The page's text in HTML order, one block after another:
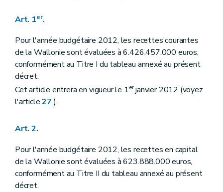
Art. 26
Art. 27
Annexe
Art. 1er.
Pour l'année budgétaire 2012, les recettes courantes
de la Wallonie sont évaluées à 6.426.457.000 euros,
conformément au Titre I du tableau annexé au présent
décret.
Cet article entrera en vigueur le 1erjanvier 2012 (voyez
l'article27 ).
Art. 2.
Pour l'année budgétaire 2012, les recettes en capital
de la Wallonie sont évaluées à 623.888.000 euros,
conformément au Titre II du tableau annexé au présent
décret.